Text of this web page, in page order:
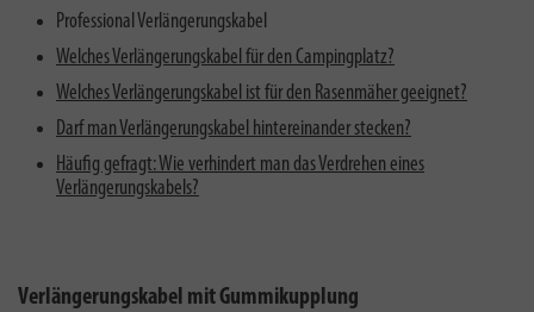
Professional Verlängerungskabel
Welches Verlängerungskabel für den Campingplatz?
Welches Verlängerungskabel ist für den Rasenmäher geeignet?
Darf man Verlängerungskabel hintereinander stecken?
Häufig gefragt: Wie verhindert man das Verdrehen eines
Verlängerungskabels?
Verlängerungskabel mit Gummikupplung